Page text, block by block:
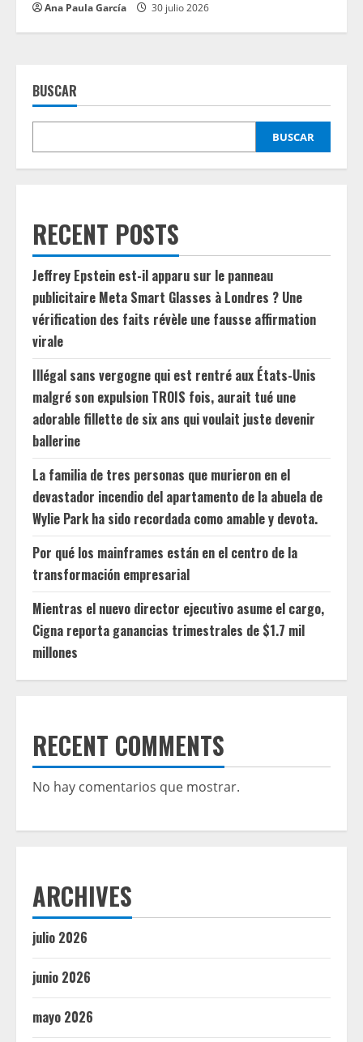
Ana Paula García 30 julio 2026
BUSCAR
BUSCAR
RECENT POSTS
Jeffrey Epstein est-il apparu sur le panneau
publicitaire Meta Smart Glasses à Londres ? Une
vérification des faits révèle une fausse affirmation
virale
Illégal sans vergogne qui est rentré aux États-Unis
malgré son expulsion TROIS fois, aurait tué une
adorable fillette de six ans qui voulait juste devenir
ballerine
La familia de tres personas que murieron en el
devastador incendio del apartamento de la abuela de
Wylie Park ha sido recordada como amable y devota.
Por qué los mainframes están en el centro de la
transformación empresarial
Mientras el nuevo director ejecutivo asume el cargo,
Cigna reporta ganancias trimestrales de $1.7 mil
millones
RECENT COMMENTS
No hay comentarios que mostrar.
ARCHIVES
julio 2026
junio 2026
mayo 2026